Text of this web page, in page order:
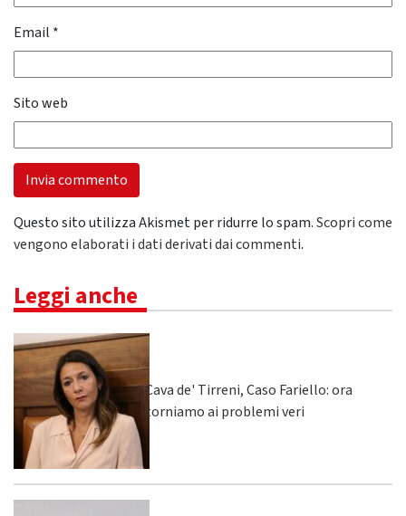
Email *
Sito web
Questo sito utilizza Akismet per ridurre lo spam.Scopri come
vengono elaborati i dati derivati dai commenti.
Leggi anche
Cava de' Tirreni, Caso Fariello: ora
torniamo ai problemi veri